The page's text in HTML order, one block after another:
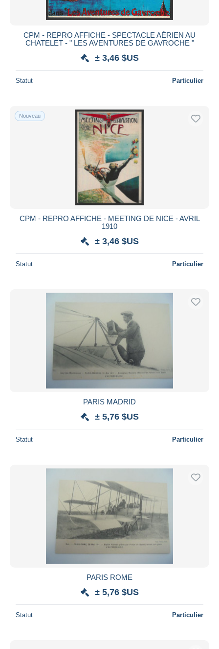
CPM - REPRO AFFICHE - SPECTACLE AÉRIEN AU
CHATELET - " LES AVENTURES DE GAVROCHE "
± 3,46 $US
Statut Particulier
Nouveau
CPM - REPRO AFFICHE - MEETING DE NICE - AVRIL
1910
± 3,46 $US
Statut Particulier
PARIS MADRID
± 5,76 $US
Statut Particulier
PARIS ROME
± 5,76 $US
Statut Particulier